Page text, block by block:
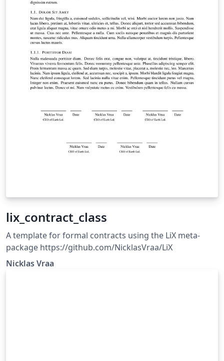
lix_contract_class
A template for formal contracts using the LiX meta-
package https://github.com/NicklasVraa/LiX
Nicklas Vraa